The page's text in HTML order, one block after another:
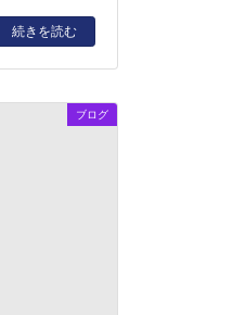
続きを読む
ブログ